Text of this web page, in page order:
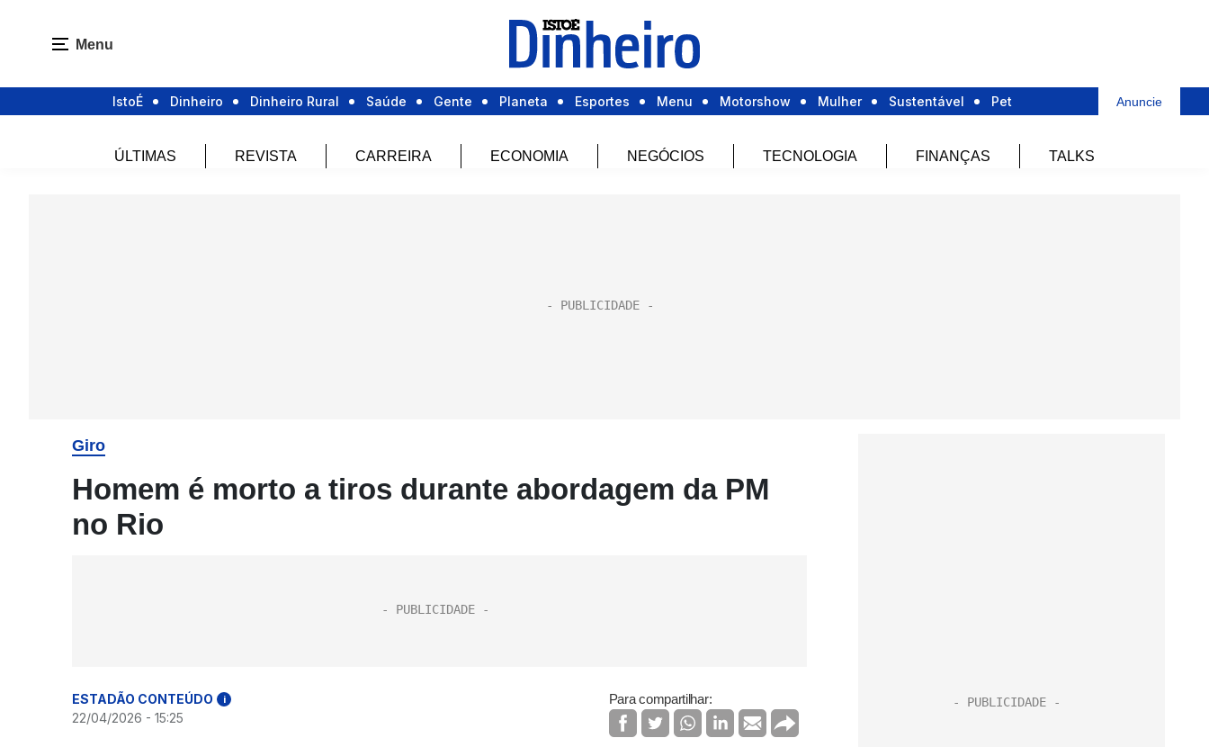
Menu
IstoÉ Dinheiro Dinheiro Rural Saúde Gente Planeta Esportes Menu Motorshow Mulher Sustentável Pet Anuncie
ÚLTIMAS REVISTA CARREIRA ECONOMIA NEGÓCIOS TECNOLOGIA FINANÇAS TALKS
Giro
Homem é morto a tiros durante abordagem da PM
no Rio
ESTADÃO CONTEÚDO i
22/04/2026 - 15:25
Para compartilhar: